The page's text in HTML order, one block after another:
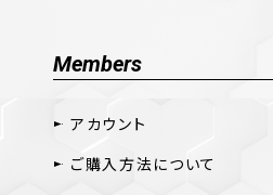
Members
アカウント
ご購入方法について